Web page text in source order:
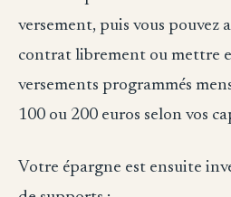
versement, puis vous pouvez
contrat librement ou mettre
versements programmés
100 ou 200 euros selon vos
Votre épargne est ensuite